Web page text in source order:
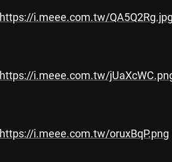
https://i.meee.com.tw/QA5Q2Rg.jpg
https://i.meee.com.tw/
https://i.meee.com.tw/oruxBqP.png